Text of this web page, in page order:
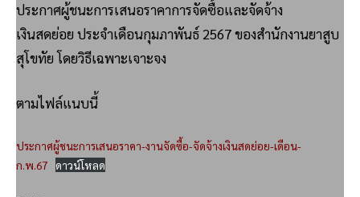
ประกาศผู้ชนะการเสนอราคาการจัดซื้อและจัดจ้าง
เงินสดย่อย ประจำเดือนกุมภาพันธ์ 2567 ของสำนักงานยาสูบ
สุโขทัย โดยวิธีเฉพาะเจาะจง
ตามไฟล์แนบนี้
ประกาศผู้ชนะการเสนอราคา-งานจัดซื้อ-จัดจ้างเงินสดย่อย-เดือน-
ก.พ.67
ดาวน์โหลด